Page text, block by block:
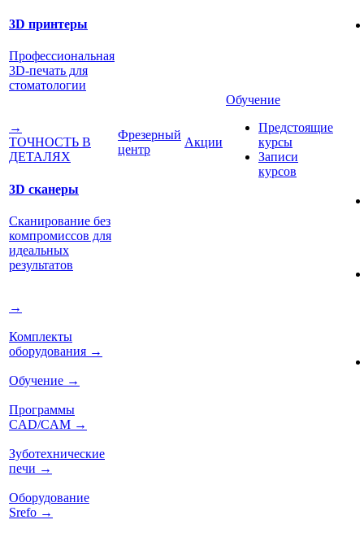
3D принтеры
Профессиональная
3D-печать для
стоматологии
→
ТОЧНОСТЬ В
ДЕТАЛЯХ
3D сканеры
Сканирование без
компромиссов для
идеальных
результатов
→
Комплекты
оборудования →
Обучение →
Программы
CAD/CAM →
Зуботехнические
печи →
Оборудование
Srefo →
Фрезерный
центр
Акции
Обучение
Предстоящие
курсы
Записи
курсов